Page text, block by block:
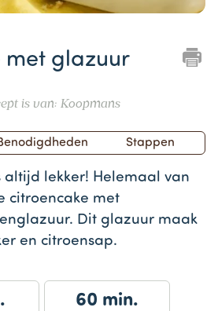
met glazuur
is van: Koopmans
Stappen
altijd lekker! Helemaal van
citroencake met
Dit glazuur maak
en citroensap.
60 min.